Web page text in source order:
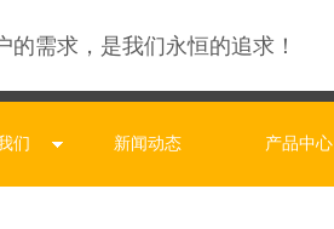
的需求，是我们永恒的追求！
们 新闻动态 产品中心